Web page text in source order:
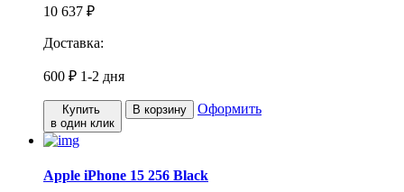
10 637 ₽
Доставка:
600 ₽ 1-2 дня
Купить
в один клик
В корзину Оформить
Apple iPhone 15 256 Black